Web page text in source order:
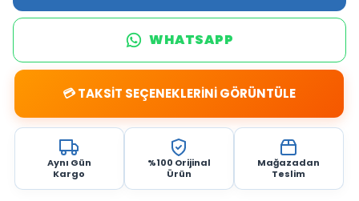
WHATSAPP
💳 TAKSİT SEÇENEKLERİNİ GÖRÜNTÜLE
Aynı Gün
Kargo
%100 Orijinal
Ürün
Mağazadan
Teslim